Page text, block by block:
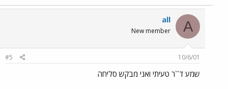
A
all
New member
10/6/01
#5
שמע ד``ר טעיתי ואני מבקש סליחה